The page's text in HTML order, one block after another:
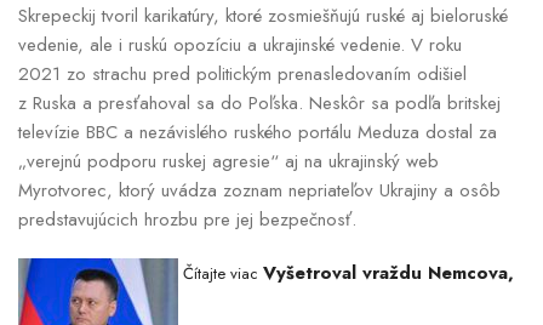
Skrepeckij tvoril karikatúry, ktoré zosmiešňujú ruské aj bieloruské
vedenie, ale i ruskú opozíciu a ukrajinské vedenie. V roku
2021 zo strachu pred politickým prenasledovaním odišiel
z Ruska a presťahoval sa do Poľska. Neskôr sa podľa britskej
televízie BBC a nezávislého ruského portálu Meduza dostal za
„verejnú podporu ruskej agresie“ aj na ukrajinský web
Myrotvorec, ktorý uvádza zoznam nepriateľov Ukrajiny a osôb
predstavujúcich hrozbu pre jej bezpečnosť.
Čítajte viac Vyšetroval vraždu Nemcova,